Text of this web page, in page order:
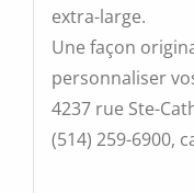
extra-large.
Une façon
personnaliser
4237 rue Ste-
(514) 259-6900,